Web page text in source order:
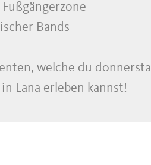
Bands
welche du
Lana erleben kannst!